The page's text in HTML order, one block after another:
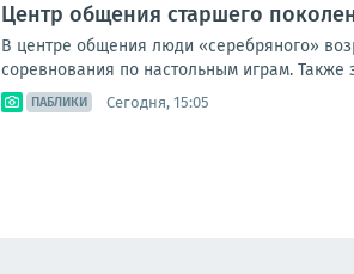
Центр общения старшего
В центре общения люди «серебряного»
соревнования по настольным играм.
ПАБЛИКИ Сегодня, 15:05